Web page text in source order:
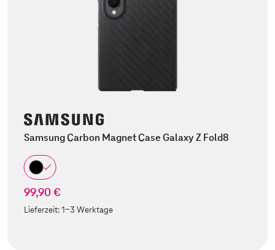
Samsung Carbon Magnet Case Galaxy Z Fold8
99,90 €
Lieferzeit:1-3 Werktage